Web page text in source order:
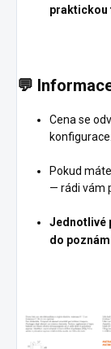
praktickou
💬
Cena se
konfigurace.
Pokud
— rádi vám
Jednotlivé
do